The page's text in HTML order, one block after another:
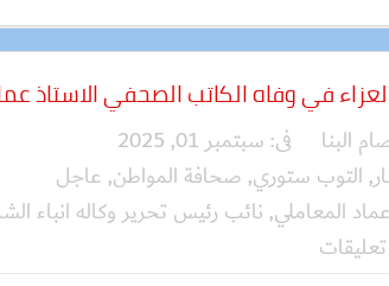
في وفاه الكاتب الصحفي الاستاذ
البنا فى: سبتمبر 01, 2025
, التوب ستوري, صحافة المواطن, عاجل
عماد المعاملي, نائب رئيس تحرير وكاله انباء